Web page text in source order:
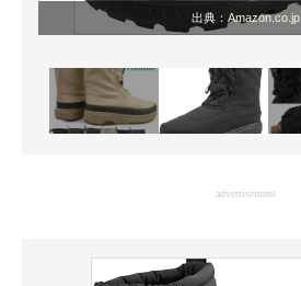
出典： Amazon.co.jp
advertisement